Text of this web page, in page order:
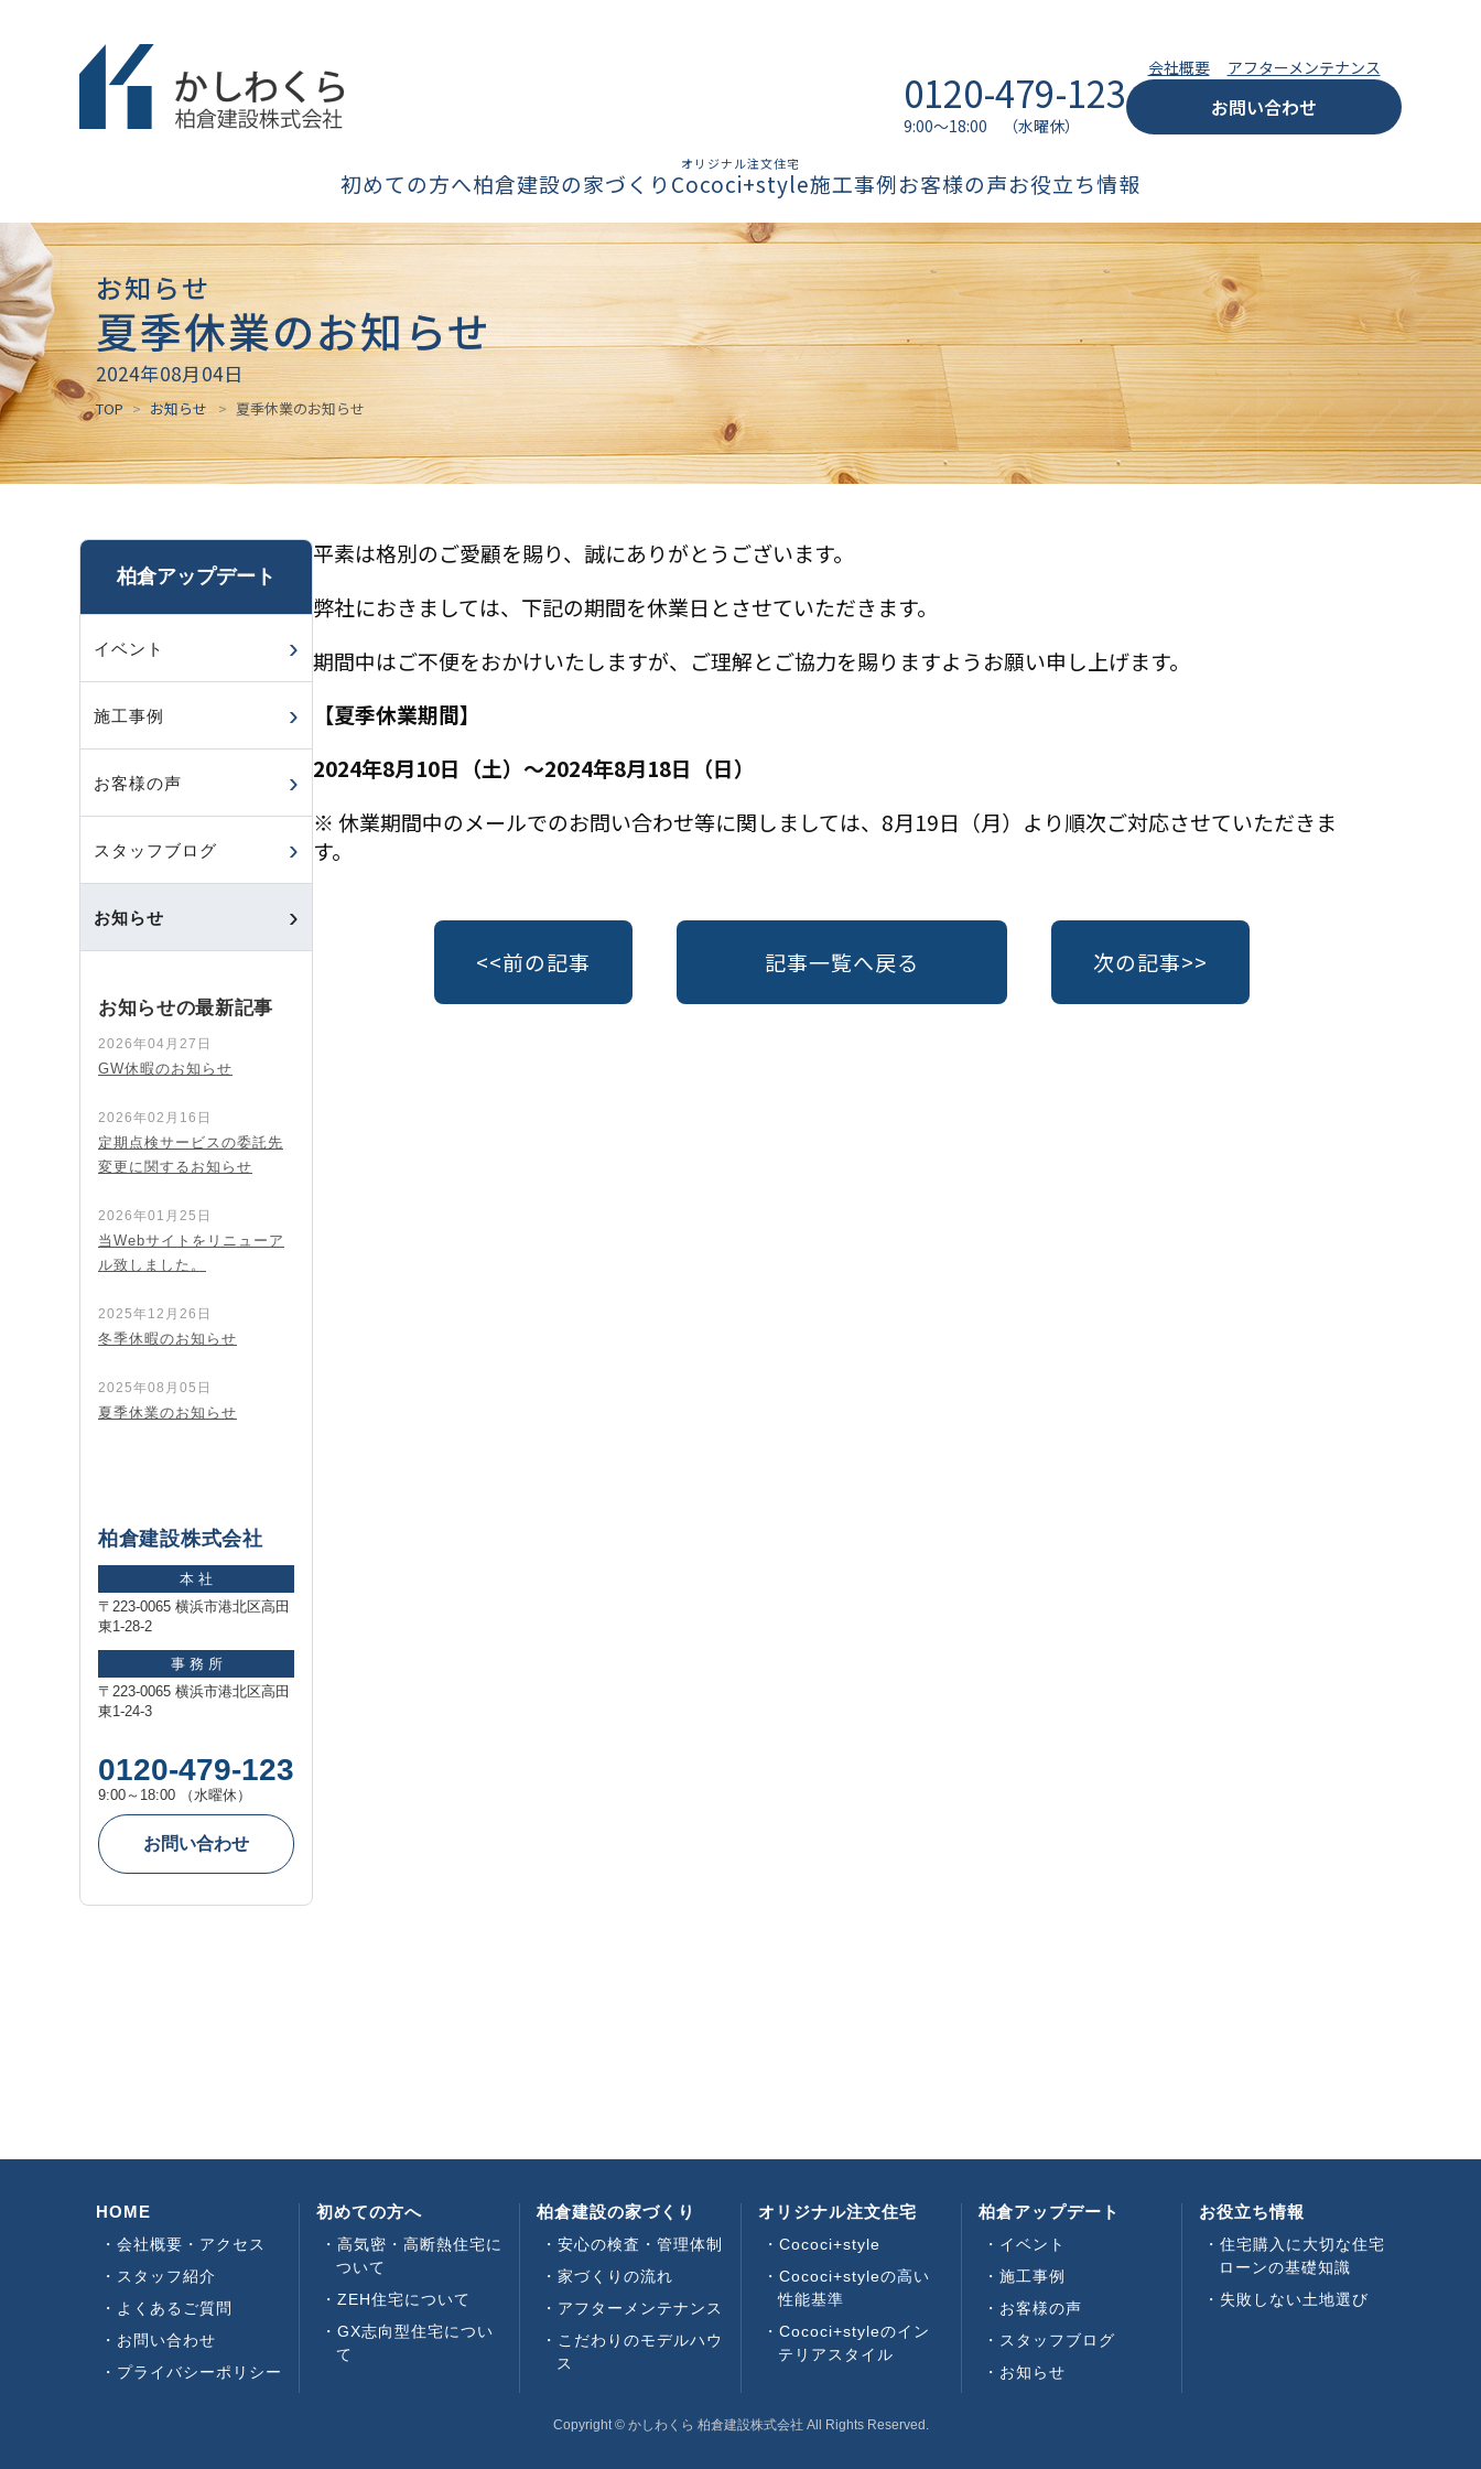
0120-479-123
9:00～18:00 （水曜休）
会社概要 アフターメンテナンス
お問い合わせ
初めての方へ柏倉建設の家づくり
オリジナル注文住宅
Cococi+style施工事例お客様の声お役立ち情報
お知らせ
夏季休業のお知らせ
2024年08月04日
TOP お知らせ 夏季休業のお知らせ
平素は格別のご愛顧を賜り、誠にありがとうございます。
弊社におきましては、下記の期間を休業日とさせていただきます。
期間中はご不便をおかけいたしますが、ご理解とご協力を賜りますようお願い申し上げます。
【夏季休業期間】
2024年8月10日（土）～2024年8月18日（日）
※ 休業期間中のメールでのお問い合わせ等に関しましては、8月19日（月）より順次ご対応させていただきま
す。
<<前の記事 次の記事>>
記事一覧へ戻る
柏倉アップデート
イベント
施工事例
お客様の声
スタッフブログ
お知らせ
お知らせの最新記事
2026年04月27日
GW休暇のお知らせ
2026年02月16日
定期点検サービスの委託先
変更に関するお知らせ
2026年01月25日
当Webサイトをリニューア
ル致しました。
2025年12月26日
冬季休暇のお知らせ
2025年08月05日
夏季休業のお知らせ
柏倉建設株式会社
本 社
〒223-0065 横浜市港北区高田
東1-28-2
事 務 所
〒223-0065 横浜市港北区高田
東1-24-3
0120-479-123
9:00～18:00 （水曜休）
お問い合わせ
HOME
会社概要・アクセス
スタッフ紹介
よくあるご質問
お問い合わせ
プライバシーポリシー
初めての方へ
高気密・高断熱住宅に
ついて
ZEH住宅について
GX志向型住宅につい
て
柏倉建設の家づくり
安心の検査・管理体制
家づくりの流れ
アフターメンテナンス
こだわりのモデルハウ
ス
オリジナル注文住宅
Cococi+style
Cococi+styleの高い
性能基準
Cococi+styleのイン
テリアスタイル
柏倉アップデート
イベント
施工事例
お客様の声
スタッフブログ
お知らせ
お役立ち情報
住宅購入に大切な住宅
ローンの基礎知識
失敗しない土地選び
Copyright © かしわくら 柏倉建設株式会社 All Rights Reserved.